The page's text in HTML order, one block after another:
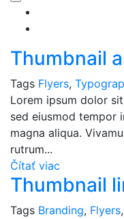
Thumbnail
Tags Flyers,
Lorem ipsum dolor
sed eiusmod tempor
magna aliqua.
rutrum...
Čítať viac
Thumbnail
Tags Branding, Flyers,